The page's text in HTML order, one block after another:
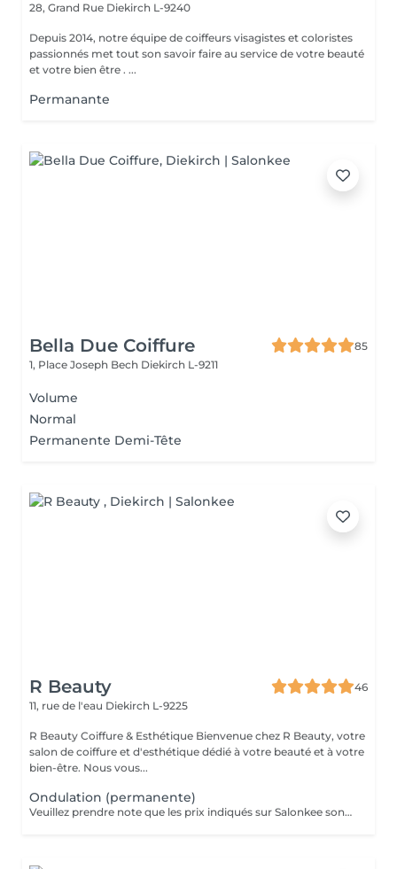
28, Grand Rue Diekirch L-9240
Depuis 2014, notre équipe de coiffeurs visagistes et coloristes
passionnés met tout son savoir faire au service de votre beauté
et votre bien être . ...
Permanante
Bella Due Coiffure
85
1, Place Joseph Bech Diekirch L-9211
Volume
Normal
Permanente Demi-Tête
R Beauty
46
11, rue de l'eau Diekirch L-9225
R Beauty Coiffure & Esthétique Bienvenue chez R Beauty, votre
salon de coiffure et d'esthétique dédié à votre beauté et à votre
bien-être. Nous vous...
Ondulation (permanente)
Veuillez prendre note que les prix indiqués sur Salonkee sont communiqués à titre informatif et s'entendent de base. Ces derniers sont susceptibles de varier selon le diagnostic réalisé à votre arrivée au salon et l'expertise du professionnel à qui vous confiez votre beauté. Dans tous les cas, un devis précis vous sera proposé et toutes réalisations de prestations seront effectuées avec votre accord. Un grand merci d'avance pour votre compréhension. Au plaisir de vous recevoir très vite.